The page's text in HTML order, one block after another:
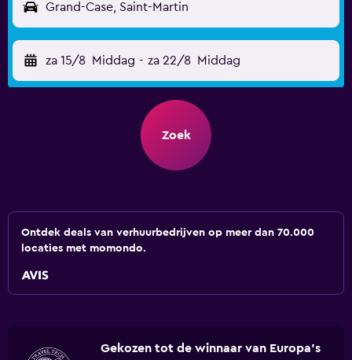
Grand-Case, Saint-Martin
za 15/8 Middag - za 22/8 Middag
Zoek
Ontdek deals van verhuurbedrijven op meer dan 70.000
locaties met momondo.
Gekozen tot de winnaar van Europa's